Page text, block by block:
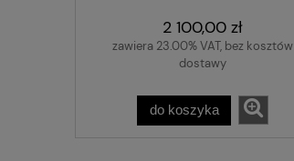
2 100,00 zł
zawiera 23.00% VAT, bez kosztów
dostawy
do koszyka